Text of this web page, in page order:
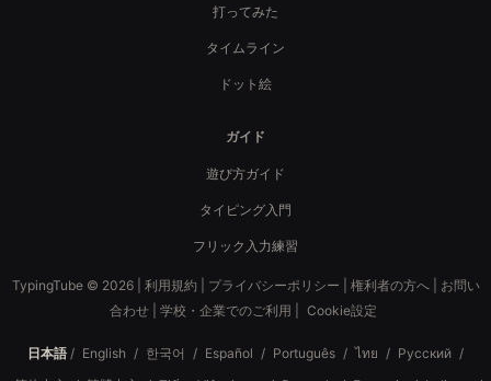
打ってみた
タイムライン
ドット絵
ガイド
遊び方ガイド
タイピング入門
フリック入力練習
TypingTube © 2026 | 利用規約 プライバシーポリシー 権利者の方へ| お問い
合わせ
学校・企業でのご利用 Cookie設定
日本語 / English / 한국어 / Español / Português / ไทย / Русский /